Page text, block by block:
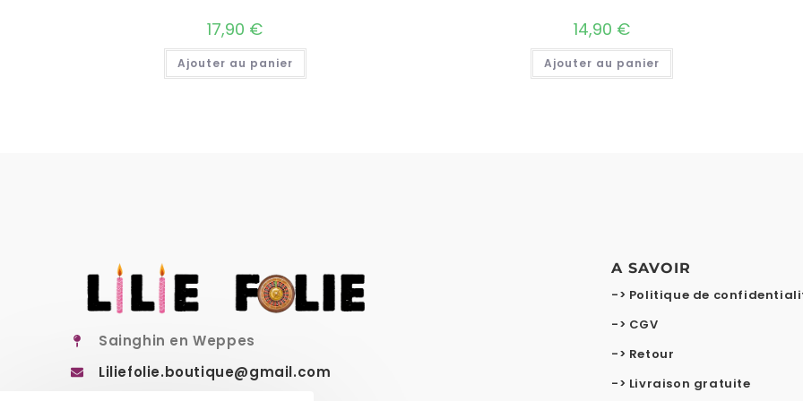
17,90 €
Ajouter au panier
14,90 €
Ajouter au panier
Sainghin en Weppes
Liliefolie.boutique@gmail.com
A SAVOIR
-> Politique de
-> CGV
-> Retour
-> Livraison gratuite